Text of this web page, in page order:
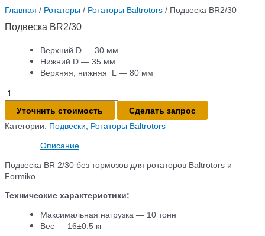
Главная / Ротаторы / Ротаторы Baltrotors / Подвеска BR2/30
Подвеска BR2/30
Верхний D — 30 мм
Нижний D — 35 мм
Верхняя, нижняя L — 80 мм
Количество
товара
Подвеска
BR2/30
Уточнить стоимость
Сделать запрос
Категории: Подвески, Ротаторы Baltrotors
Описание
Подвеска BR 2/30 без тормозов для ротаторов Baltrotors и
Formiko.
Технические характеристики:
Максимальная нагрузка — 10 тонн
Вес — 16±0.5 кг